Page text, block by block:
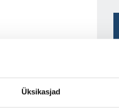
Üksikasjad